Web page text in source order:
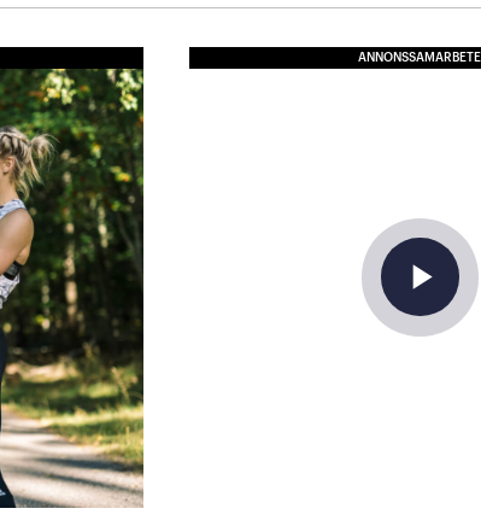
ANNONSSAMARBETE
play_arrow